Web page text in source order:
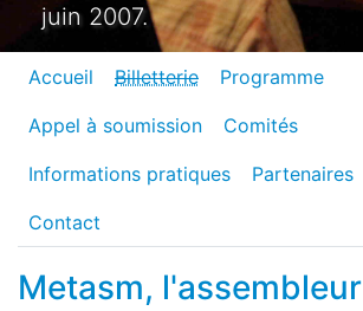
juin 2007.
Accueil Billetterie Programme
Appel à soumission Comités
Informations pratiques Partenaires
Contact
Metasm, l'assembleur